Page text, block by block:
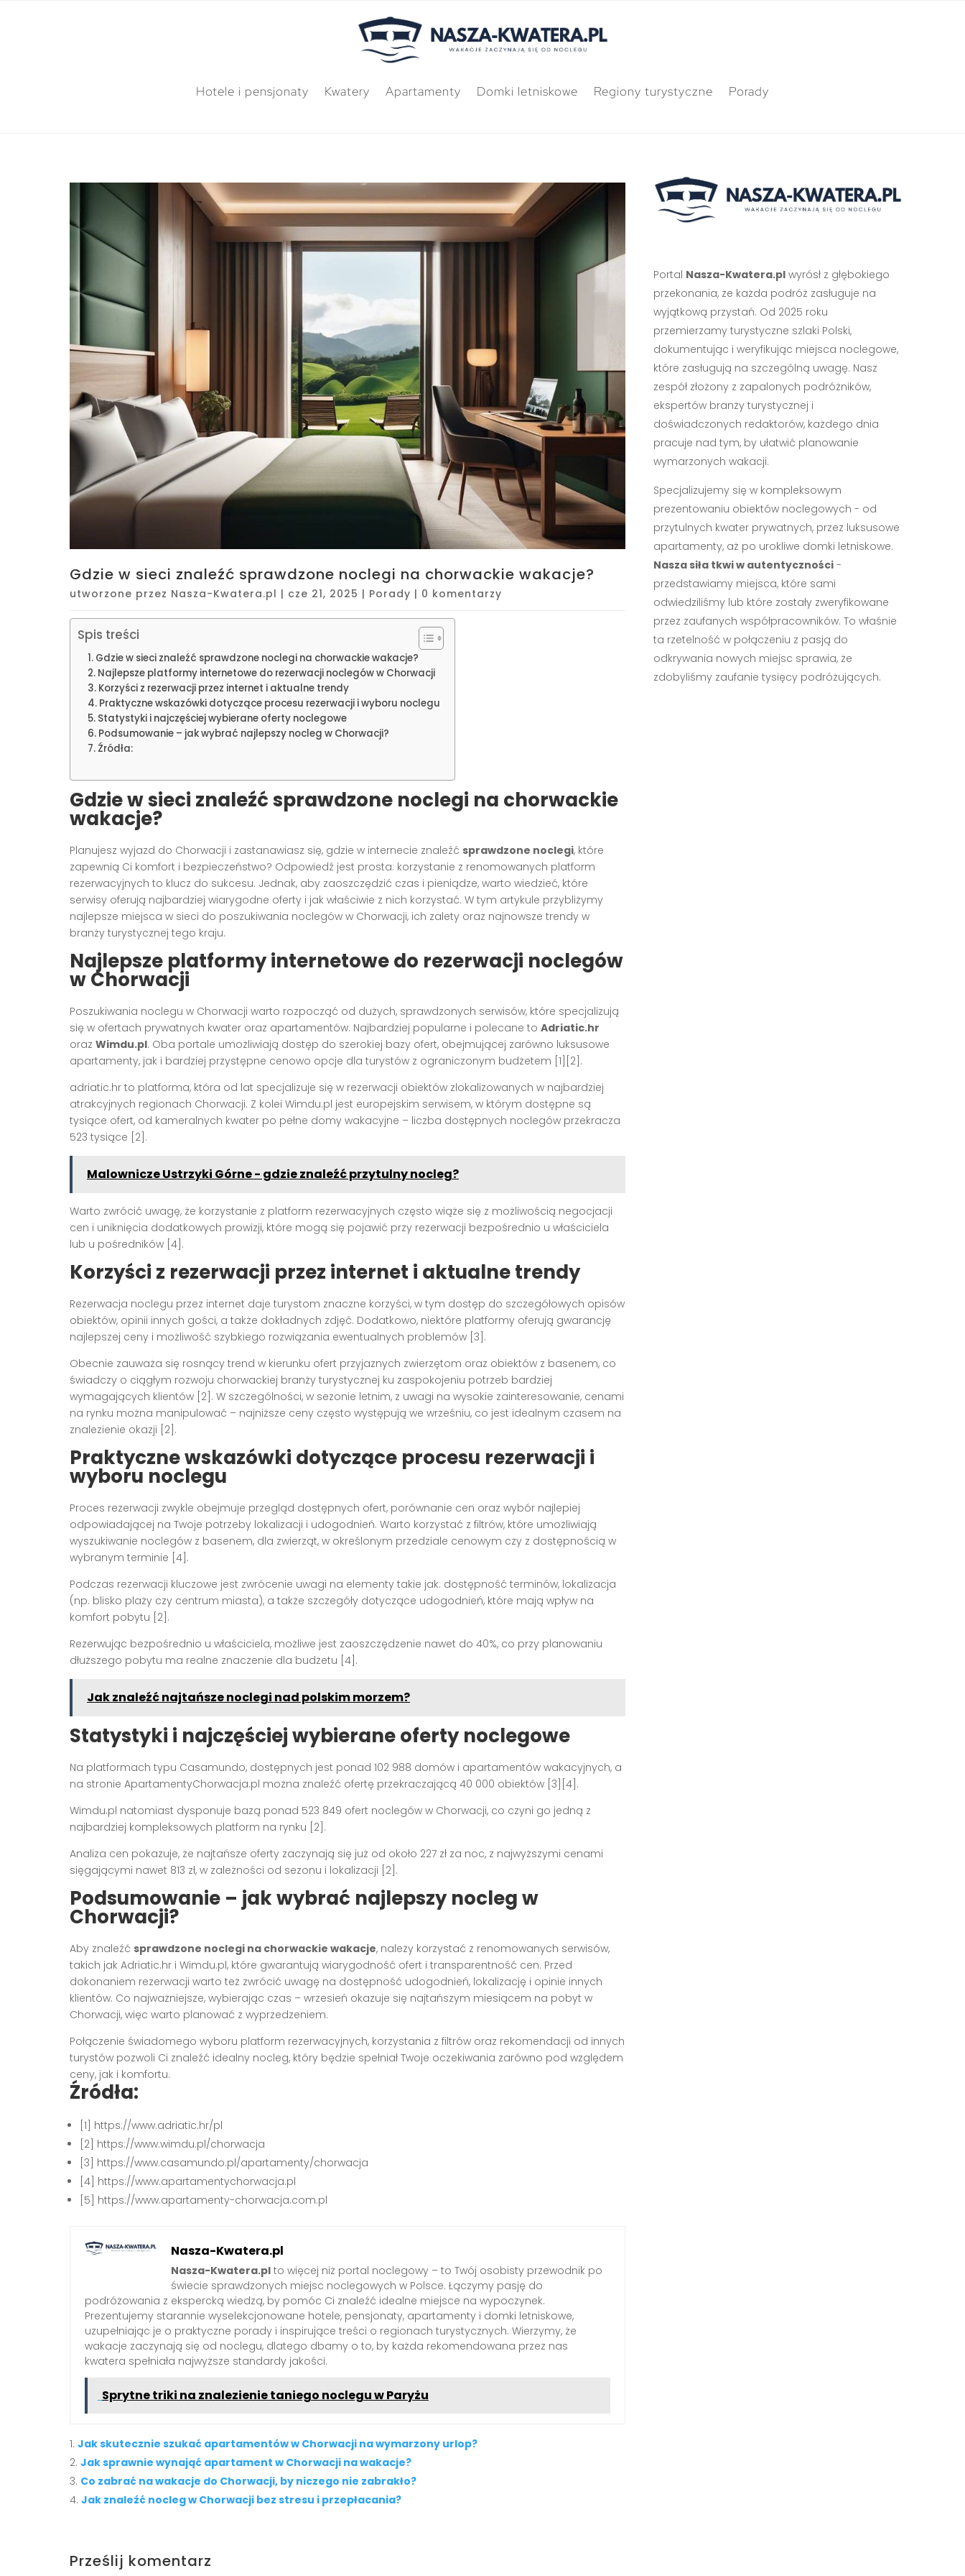
Hotele i pensjonaty Kwatery Apartamenty Domki letniskowe Regiony turystyczne Porady
Gdzie w sieci znaleźć sprawdzone noclegi na chorwackie wakacje?
utworzone przez Nasza-Kwatera.pl | cze 21, 2025 | Porady | 0 komentarzy
Spis treści
Gdzie w sieci znaleźć sprawdzone noclegi na chorwackie wakacje?
Najlepsze platformy internetowe do rezerwacji noclegów w Chorwacji
Korzyści z rezerwacji przez internet i aktualne trendy
Praktyczne wskazówki dotyczące procesu rezerwacji i wyboru noclegu
Statystyki i najczęściej wybierane oferty noclegowe
Podsumowanie – jak wybrać najlepszy nocleg w Chorwacji?
Źródła:
Gdzie w sieci znaleźć sprawdzone noclegi na chorwackie
wakacje?
Planujesz wyjazd do Chorwacji i zastanawiasz się, gdzie w internecie znaleźć sprawdzone noclegi, które
zapewnią Ci komfort i bezpieczeństwo? Odpowiedź jest prosta: korzystanie z renomowanych platform
rezerwacyjnych to klucz do sukcesu. Jednak, aby zaoszczędzić czas i pieniądze, warto wiedzieć, które
serwisy oferują najbardziej wiarygodne oferty i jak właściwie z nich korzystać. W tym artykule przybliżymy
najlepsze miejsca w sieci do poszukiwania noclegów w Chorwacji, ich zalety oraz najnowsze trendy w
branży turystycznej tego kraju.
Najlepsze platformy internetowe do rezerwacji noclegów
w Chorwacji
Poszukiwania noclegu w Chorwacji warto rozpocząć od dużych, sprawdzonych serwisów, które specjalizują
się w ofertach prywatnych kwater oraz apartamentów. Najbardziej popularne i polecane to Adriatic.hr
oraz Wimdu.pl. Oba portale umożliwiają dostęp do szerokiej bazy ofert, obejmującej zarówno luksusowe
apartamenty, jak i bardziej przystępne cenowo opcje dla turystów z ograniczonym budżetem [1][2].
adriatic.hr to platforma, która od lat specjalizuje się w rezerwacji obiektów zlokalizowanych w najbardziej
atrakcyjnych regionach Chorwacji. Z kolei Wimdu.pl jest europejskim serwisem, w którym dostępne są
tysiące ofert, od kameralnych kwater po pełne domy wakacyjne – liczba dostępnych noclegów przekracza
523 tysiące [2].
Malownicze Ustrzyki Górne - gdzie znaleźć przytulny nocleg?
Warto zwrócić uwagę, że korzystanie z platform rezerwacyjnych często wiąże się z możliwością negocjacji
cen i uniknięcia dodatkowych prowizji, które mogą się pojawić przy rezerwacji bezpośrednio u właściciela
lub u pośredników [4].
Korzyści z rezerwacji przez internet i aktualne trendy
Rezerwacja noclegu przez internet daje turystom znaczne korzyści, w tym dostęp do szczegółowych opisów
obiektów, opinii innych gości, a także dokładnych zdjęć. Dodatkowo, niektóre platformy oferują gwarancję
najlepszej ceny i możliwość szybkiego rozwiązania ewentualnych problemów [3].
Obecnie zauważa się rosnący trend w kierunku ofert przyjaznych zwierzętom oraz obiektów z basenem, co
świadczy o ciągłym rozwoju chorwackiej branży turystycznej ku zaspokojeniu potrzeb bardziej
wymagających klientów [2]. W szczególności, w sezonie letnim, z uwagi na wysokie zainteresowanie, cenami
na rynku można manipulować – najniższe ceny często występują we wrześniu, co jest idealnym czasem na
znalezienie okazji [2].
Praktyczne wskazówki dotyczące procesu rezerwacji i
wyboru noclegu
Proces rezerwacji zwykle obejmuje przegląd dostępnych ofert, porównanie cen oraz wybór najlepiej
odpowiadającej na Twoje potrzeby lokalizacji i udogodnień. Warto korzystać z filtrów, które umożliwiają
wyszukiwanie noclegów z basenem, dla zwierząt, w określonym przedziale cenowym czy z dostępnością w
wybranym terminie [4].
Podczas rezerwacji kluczowe jest zwrócenie uwagi na elementy takie jak: dostępność terminów, lokalizacja
(np. blisko plaży czy centrum miasta), a także szczegóły dotyczące udogodnień, które mają wpływ na
komfort pobytu [2].
Rezerwując bezpośrednio u właściciela, możliwe jest zaoszczędzenie nawet do 40%, co przy planowaniu
dłuższego pobytu ma realne znaczenie dla budżetu [4].
Jak znaleźć najtańsze noclegi nad polskim morzem?
Statystyki i najczęściej wybierane oferty noclegowe
Na platformach typu Casamundo, dostępnych jest ponad 102 988 domów i apartamentów wakacyjnych, a
na stronie ApartamentyChorwacja.pl można znaleźć ofertę przekraczającą 40 000 obiektów [3][4].
Wimdu.pl natomiast dysponuje bazą ponad 523 849 ofert noclegów w Chorwacji, co czyni go jedną z
najbardziej kompleksowych platform na rynku [2].
Analiza cen pokazuje, że najtańsze oferty zaczynają się już od około 227 zł za noc, z najwyższymi cenami
sięgającymi nawet 813 zł, w zależności od sezonu i lokalizacji [2].
Podsumowanie – jak wybrać najlepszy nocleg w
Chorwacji?
Aby znaleźć sprawdzone noclegi na chorwackie wakacje, należy korzystać z renomowanych serwisów,
takich jak Adriatic.hr i Wimdu.pl, które gwarantują wiarygodność ofert i transparentność cen. Przed
dokonaniem rezerwacji warto też zwrócić uwagę na dostępność udogodnień, lokalizację i opinie innych
klientów. Co najważniejsze, wybierając czas – wrzesień okazuje się najtańszym miesiącem na pobyt w
Chorwacji, więc warto planować z wyprzedzeniem.
Połączenie świadomego wyboru platform rezerwacyjnych, korzystania z filtrów oraz rekomendacji od innych
turystów pozwoli Ci znaleźć idealny nocleg, który będzie spełniał Twoje oczekiwania zarówno pod względem
ceny, jak i komfortu.
Źródła:
[1] https://www.adriatic.hr/pl
[2] https://www.wimdu.pl/chorwacja
[3] https://www.casamundo.pl/apartamenty/chorwacja
[4] https://www.apartamentychorwacja.pl
[5] https://www.apartamenty-chorwacja.com.pl
Nasza-Kwatera.pl
Nasza-Kwatera.pl to więcej niż portal noclegowy – to Twój osobisty przewodnik po
świecie sprawdzonych miejsc noclegowych w Polsce. Łączymy pasję do
podróżowania z ekspercką wiedzą, by pomóc Ci znaleźć idealne miejsce na wypoczynek.
Prezentujemy starannie wyselekcjonowane hotele, pensjonaty, apartamenty i domki letniskowe,
uzupełniając je o praktyczne porady i inspirujące treści o regionach turystycznych. Wierzymy, że
wakacje zaczynają się od noclegu, dlatego dbamy o to, by każda rekomendowana przez nas
kwatera spełniała najwyższe standardy jakości.
Sprytne triki na znalezienie taniego noclegu w Paryżu
Jak skutecznie szukać apartamentów w Chorwacji na wymarzony urlop?
Jak sprawnie wynająć apartament w Chorwacji na wakacje?
Co zabrać na wakacje do Chorwacji, by niczego nie zabrakło?
Jak znaleźć nocleg w Chorwacji bez stresu i przepłacania?
Prześlij komentarz
Portal Nasza-Kwatera.plwyrósł z głębokiego
przekonania, że każda podróż zasługuje na
wyjątkową przystań. Od 2025 roku
przemierzamy turystyczne szlaki Polski,
dokumentując i weryfikując miejsca noclegowe,
które zasługują na szczególną uwagę. Nasz
zespół złożony z zapalonych podróżników,
ekspertów branży turystycznej i
doświadczonych redaktorów, każdego dnia
pracuje nad tym, by ułatwić planowanie
wymarzonych wakacji.
Specjalizujemy się w kompleksowym
prezentowaniu obiektów noclegowych - od
przytulnych kwater prywatnych, przez luksusowe
apartamenty, aż po urokliwe domki letniskowe.
Nasza siła tkwi w autentyczności-
przedstawiamy miejsca, które sami
odwiedziliśmy lub które zostały zweryfikowane
przez zaufanych współpracowników. To właśnie
ta rzetelność w połączeniu z pasją do
odkrywania nowych miejsc sprawia, że
zdobyliśmy zaufanie tysięcy podróżujących.